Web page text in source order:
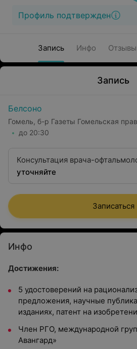
Профиль подтвержден
Запись Инфо Отзывы
Запись
Белсоно
Гомель, б-р Газеты Гомельская
до 20:30
Консультация врача-
квалификационной категории
уточняйте
Записаться
Инфо
Достижения:
5 удостоверений на
предложения, научные
изданиях, патент на
Член РГО, международной
Авангард»